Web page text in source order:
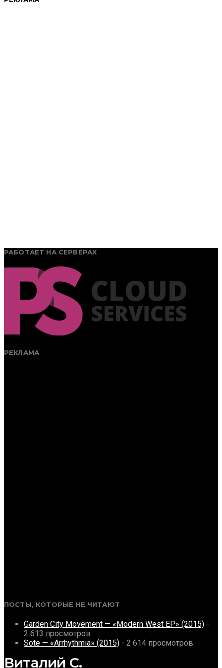
РАБОТАЕТ НА СЕРВЕРАХ
РЕКЛАМА
ПОСТЫ, КОТОРЫЕ НЕ ЧИТАЮТ
Garden City Movement — «Modern West EP» (2015) -
2 613 просмотров
Sote — «Arrhythmia» (2015) - 2 614 просмотров
Виталий С.